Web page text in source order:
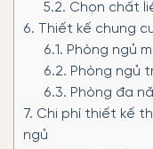
5.2. Chọn chất
6. Thiết kế chung
6.1. Phòng ngủ
6.2. Phòng ngủ
6.3. Phòng đa
7. Chi phí thiết kế
ngủ